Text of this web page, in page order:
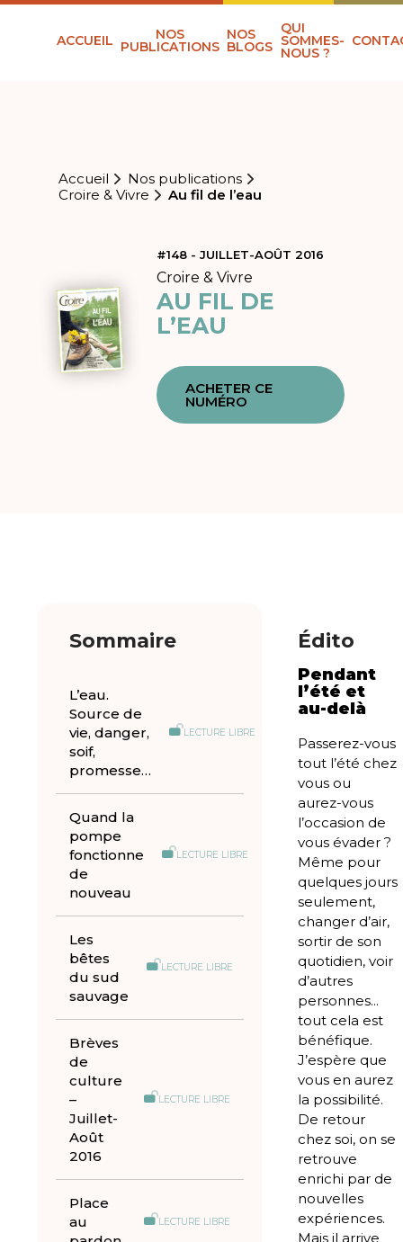
ACCUEIL NOS
PUBLICATIONS
NOS
BLOGS
QUI
SOMMES-
NOUS ?
Accueil
Nos publications
Croire & Vivre
Au fil de l’eau
#148 - JUILLET-AOÛT 2016
Croire & Vivre
AU FIL DE
L’EAU
ACHETER CE
NUMÉRO
Sommaire
L’eau.
Source de
vie, danger,
soif,
promesse…
LECTURE LIBRE
Quand la
pompe
fonctionne
de
nouveau
LECTURE LIBRE
Les
bêtes
du sud
sauvage
LECTURE LIBRE
Brèves
de
culture
–
Juillet-
Août
2016
LECTURE LIBRE
Place
au
LECTURE LIBRE
Édito
Pendant
l’été et
au-delà
Passerez-vous
tout l’été chez
vous ou
aurez-vous
l’occasion de
vous évader ?
Même pour
quelques jours
seulement,
changer d’air,
sortir de son
quotidien, voir
d’autres
personnes...
tout cela est
bénéfique.
J’espère que
vous en aurez
la possibilité.
De retour
chez soi, on se
retrouve
enrichi par de
nouvelles
expériences.
Mais il arrive